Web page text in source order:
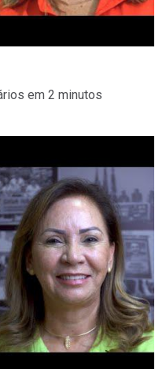
em 2 minutos